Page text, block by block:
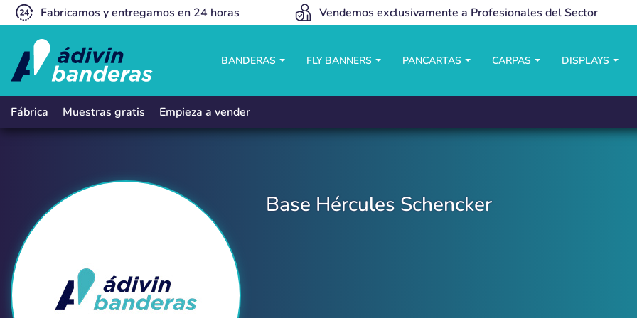
Fabricamos y entregamos en 24 horas Vendemos exclusivamente a Profesionales del Sector
BANDERAS FLY BANNERS PANCARTAS CARPAS DISPLAYS
Fábrica Muestras gratis Empieza a vender
Base Hércules Schencker
Base Hércules Schencker